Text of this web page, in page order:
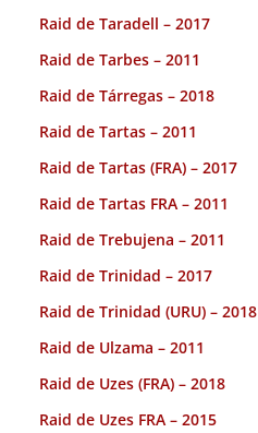
Raid de Taradell – 2017
Raid de Tarbes – 2011
Raid de Tárregas – 2018
Raid de Tartas – 2011
Raid de Tartas (FRA) – 2017
Raid de Tartas FRA – 2011
Raid de Trebujena – 2011
Raid de Trinidad – 2017
Raid de Trinidad (URU) – 2018
Raid de Ulzama – 2011
Raid de Uzes (FRA) – 2018
Raid de Uzes FRA – 2015